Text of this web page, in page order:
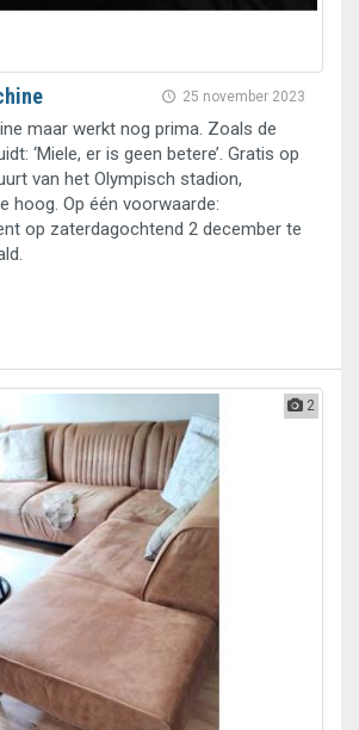
25 november 2023
maar werkt nog prima. Zoals de
‘Miele, er is geen betere’. Gratis op
van het Olympisch stadion,
hoog. Op één voorwaarde:
op zaterdagochtend 2 december te
2